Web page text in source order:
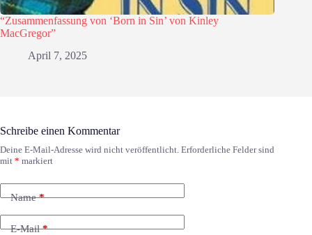
“Zusammenfassung von ‘Born in Sin’ von Kinley
MacGregor”
April 7, 2025
Schreibe einen Kommentar
Deine E-Mail-Adresse wird nicht veröffentlicht. Erforderliche Felder sind
mit * markiert
Name*
E-Mail*